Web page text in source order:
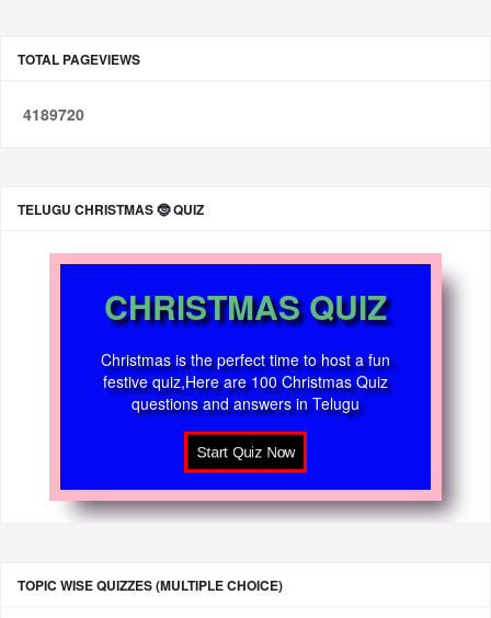
TOTAL PAGEVIEWS
4189720
TELUGU CHRISTMAS 🤶 QUIZ
CHRISTMAS QUIZ
Christmas is the perfect time to host a fun
festive quiz,Here are 100 Christmas Quiz
questions and answers in Telugu
TOPIC WISE QUIZZES (MULTIPLE CHOICE)